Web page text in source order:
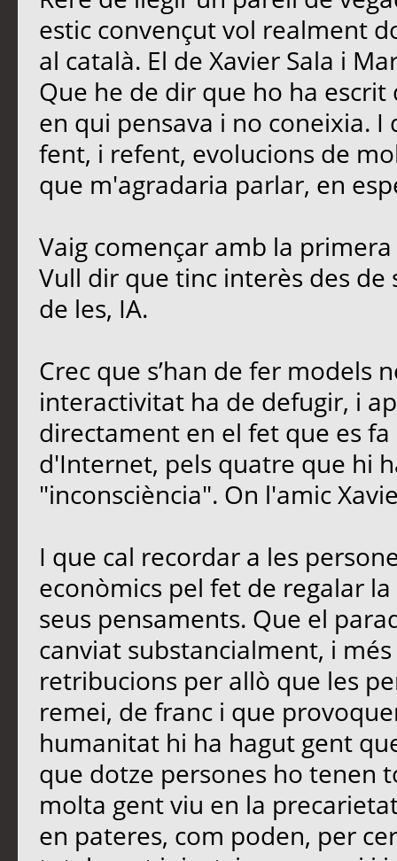
estic convençut vol realment
al català. El de Xavier Sala i
Que he de dir que ho ha
en qui pensava i no coneixia.
fent, i refent, evolucions de
que m'agradaria parlar, en
Vaig començar amb la
Vull dir que tinc interès des
de les, IA.
Crec que s’han de fer models
interactivitat ha de defugir, i
directament en el fet que es
d'Internet, pels quatre que hi
"inconsciència". On l'amic
I que cal recordar a les
econòmics pel fet de regalar
seus pensaments. Que el
canviat substancialment, i
retribucions per allò que les
remei, de franc i que
humanitat hi ha hagut gent
que dotze persones ho tenen
molta gent viu en la
en pateres, com poden, per